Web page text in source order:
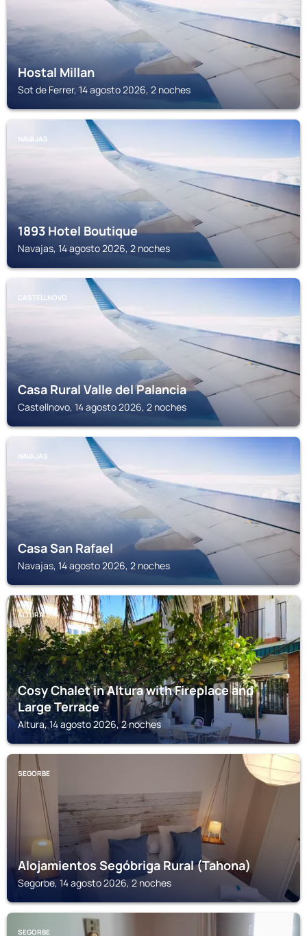
Hostal Millan
Sot de Ferrer, 14 agosto 2026, 2 noches
NAVAJAS
1893 Hotel Boutique
Navajas, 14 agosto 2026, 2 noches
CASTELLNOVO
Casa Rural Valle del Palancia
Castellnovo, 14 agosto 2026, 2 noches
NAVAJAS
Casa San Rafael
Navajas, 14 agosto 2026, 2 noches
ALTURA
Cosy Chalet in Altura with Fireplace and
Large Terrace
Altura, 14 agosto 2026, 2 noches
SEGORBE
Alojamientos Segóbriga Rural (Tahona)
Segorbe, 14 agosto 2026, 2 noches
SEGORBE